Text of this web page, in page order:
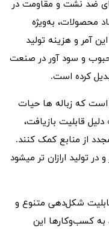
ضد نشت و مقاومت در
محصولات، به‌ویژه
آمر و هزینه تولید
و سود آور در صنعت
کرده است.
که زباله ها حیات
قابلیت بازیافت،
از منابع کمک کنند.
تولید ارازان تر میشود
شکل‌دهی متنوع و
به کسب‌وکارها این